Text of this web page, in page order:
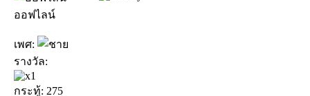
ออฟไลน์
เพศ:
รางวัล:
กระทู้: 275